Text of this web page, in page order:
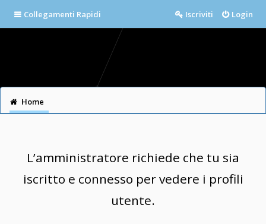
Collegamenti Rapidi Login
Iscriviti
Home
L’amministratore richiede che tu sia
iscritto e connesso per vedere i profili
utente.